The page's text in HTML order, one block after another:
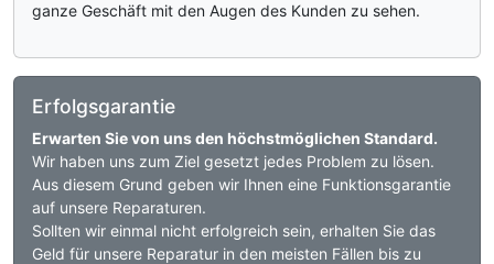
ganze Geschäft mit den Augen des Kunden zu sehen.
Erfolgsgarantie
Erwarten Sie von uns den höchstmöglichen Standard.
Wir haben uns zum Ziel gesetzt jedes Problem zu lösen.
Aus diesem Grund geben wir Ihnen eine Funktionsgarantie
auf unsere Reparaturen.
Sollten wir einmal nicht erfolgreich sein, erhalten Sie das
Geld für unsere Reparatur in den meisten Fällen bis zu